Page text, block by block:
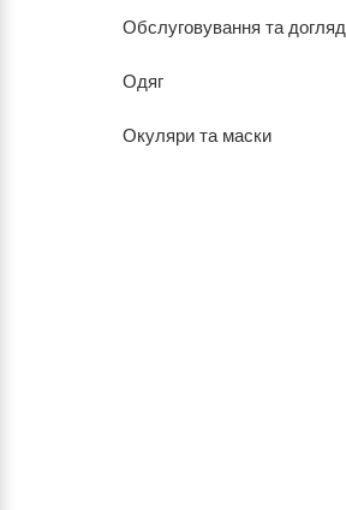
Обслуговування та догляд
Одяг
Окуляри та маски